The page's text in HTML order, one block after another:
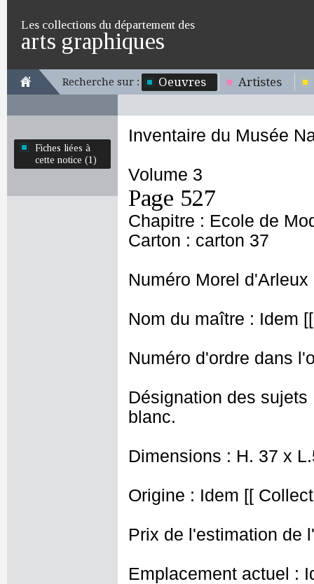
Les collections du département des
arts graphiques
Recherche sur : Oeuvres Artistes
Fiches liées à
cette notice (1)
Inventaire du Musée
Volume 3
Page 527
Chapitre : Ecole de
Carton : carton 37
Numéro Morel d'Arleux
Nom du maître : Idem
Numéro d'ordre dans
Désignation des
blanc.
Dimensions : H. 37 x
Origine : Idem [[
Prix de l'estimation de
Emplacement actuel :